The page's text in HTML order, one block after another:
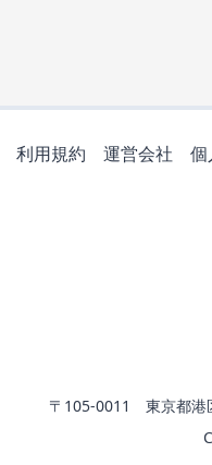
利用規約 運営会社 個
〒105-0011 東京都港